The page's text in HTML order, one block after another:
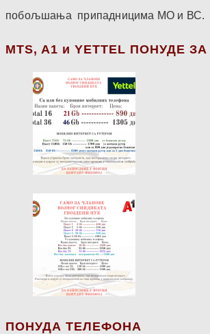
побољшања припадницима МО и ВС.
МТS, A1 и YETTEL ПОНУДЕ
ПОНУДА ТЕЛЕФОНА